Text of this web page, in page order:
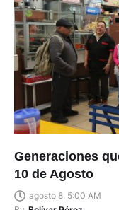
Generaciones
10 de Agosto
agosto 8, 5:00 AM